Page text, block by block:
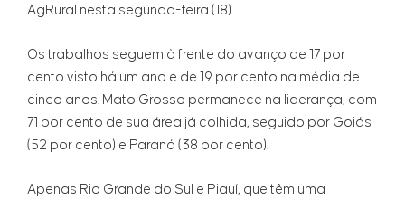
AgRural nesta segunda-feira (18).
Os trabalhos seguem à frente do avanço de 17 por
cento visto há um ano e de 19 por cento na média de
cinco anos. Mato Grosso permanece na liderança, com
71 por cento de sua área já colhida, seguido por Goiás
(52 por cento) e Paraná (38 por cento).
Apenas Rio Grande do Sul e Piauí, que têm uma